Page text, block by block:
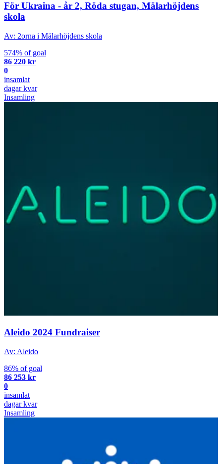
För Ukraina - år 2, Röda stugan, Mälarhöjdens
skola
Av: 2orna i Mälarhöjdens skola
574% of goal
86 220 kr
0
insamlat
dagar kvar
Insamling
Aleido 2024 Fundraiser
Av: Aleido
86% of goal
86 253 kr
0
insamlat
dagar kvar
Insamling